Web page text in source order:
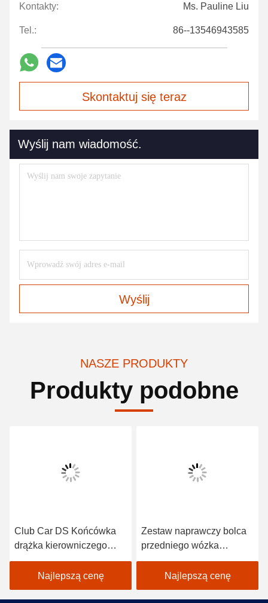
Kontakty: Ms. Pauline Liu
Tel.: 86--13546943585
Skontaktuj się teraz
Wyślij nam wiadomość.
Wyślij
NASZE PRODUKTY
Produkty podobne
Club Car DS Końcówka
drążka kierowniczego
2004-UP Gwint prawy 2
szt. 102022601 /
102288301
Najlepszą cenę
Zestaw naprawczy bolca
przedniego wózka
golfowego do samochodu
klubowego DS 1981-Up
OEM 1016386
Najlepszą cenę